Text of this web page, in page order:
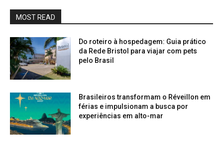
MOST READ
Do roteiro à hospedagem: Guia prático
da Rede Bristol para viajar com pets
pelo Brasil
Brasileiros transformam o Réveillon em
férias e impulsionam a busca por
experiências em alto-mar